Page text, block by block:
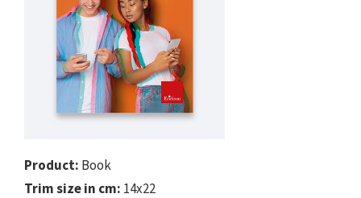
Product: Book
Trim size in cm: 14x22